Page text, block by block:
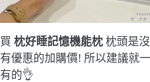
買 枕好睡記憶機能枕 枕頭是
有優惠的加購價! 所以建議就
有的👌